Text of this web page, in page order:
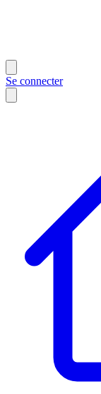
Se connecter